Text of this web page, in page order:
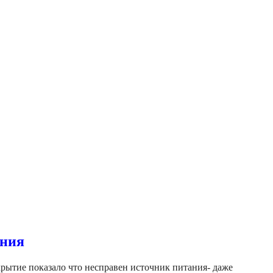
показало что несправен источник питания- даже